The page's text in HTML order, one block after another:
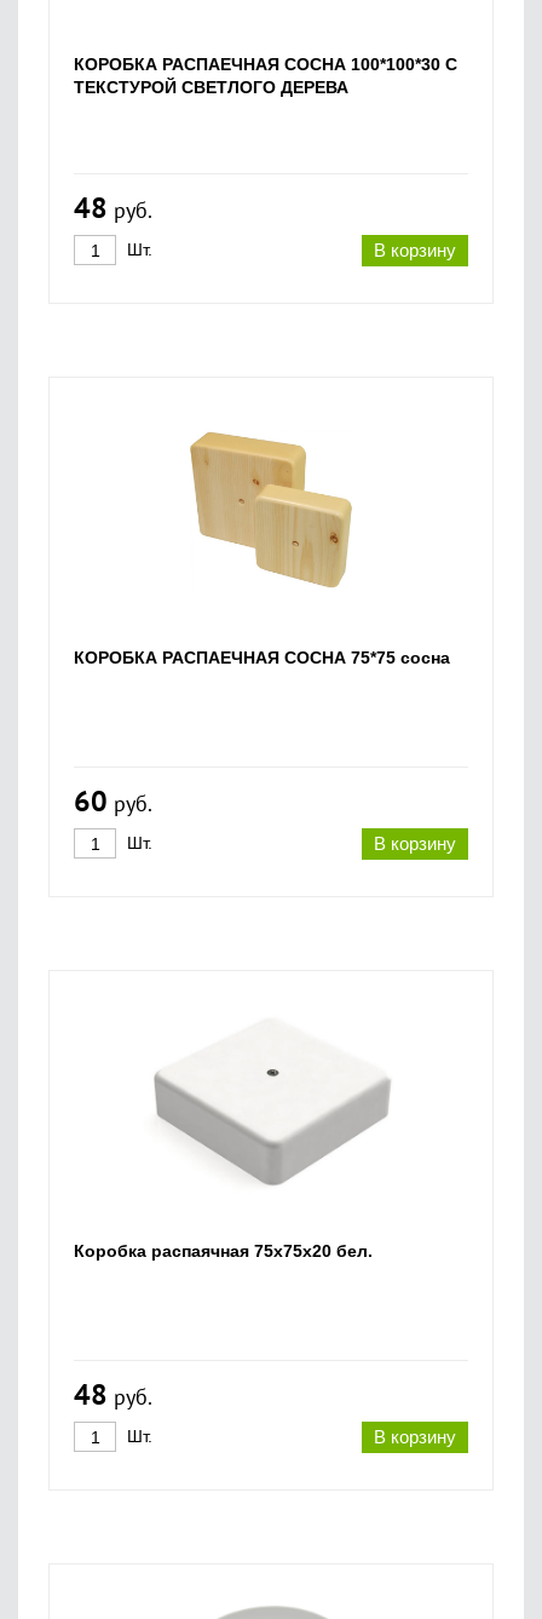
КОРОБКА РАСПАЕЧНАЯ СОСНА 100*100*30 С
ТЕКСТУРОЙ СВЕТЛОГО ДЕРЕВА
48 руб.
В корзину
Шт.
КОРОБКА РАСПАЕЧНАЯ СОСНА 75*75 сосна
60 руб.
В корзину
Шт.
Коробка распаячная 75х75х20 бел.
48 руб.
В корзину
Шт.